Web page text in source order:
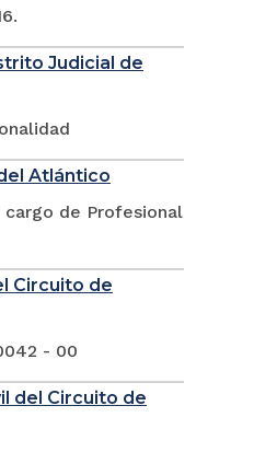
Judicial de
Atlántico
cargo de Profesional
Circuito de
- 00
del Circuito de